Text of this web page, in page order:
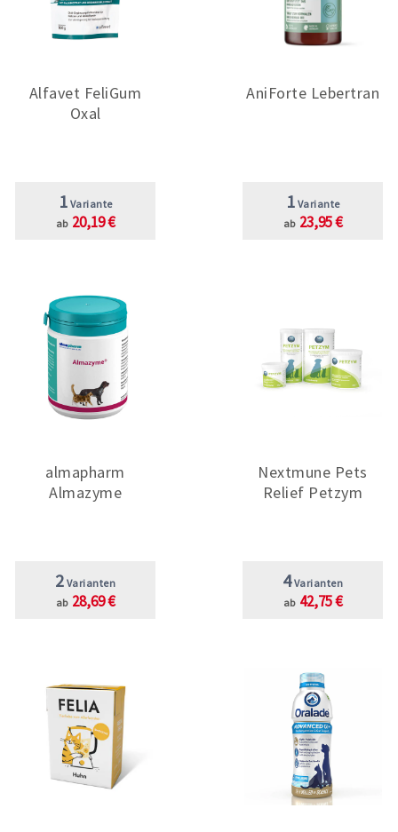
Alfavet FeliGum
Oxal
1 Variante
ab 20,19 €
AniForte Lebertran
1 Variante
ab 23,95 €
almapharm
Almazyme
2 Varianten
ab 28,69 €
Nextmune Pets
Relief Petzym
4Varianten
ab 42,75 €